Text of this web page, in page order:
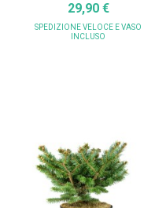
29,90 €
SPEDIZIONE VELOCE E VASO
INCLUSO